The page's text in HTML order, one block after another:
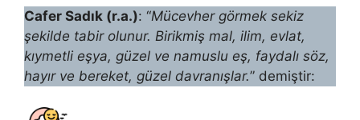
Cafer Sadık (r.a.): “Mücevher görmek sekiz
şekilde tabir olunur. Birikmiş mal, ilim, evlat,
kıymetli eşya, güzel ve namuslu eş, fayda­lı söz,
hayır ve bereket, güzel davranışlar.” de­miştir: